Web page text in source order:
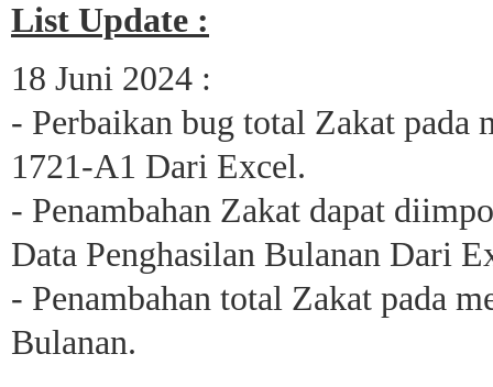
List Update :
18 Juni 2024 :
- Perbaikan bug total Zakat pada
1721-A1 Dari Excel.
- Penambahan Zakat dapat
Data Penghasilan Bulanan Dari
- Penambahan total Zakat pada
Bulanan.